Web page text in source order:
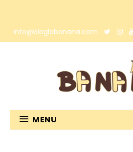
info@bloglabanana.com
MENU